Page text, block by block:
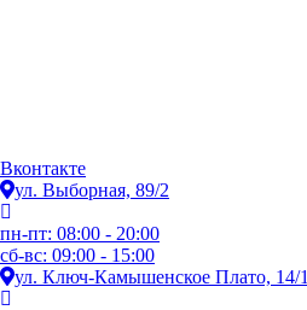
Вконтакте
ул. Выборная, 89/2
пн-пт: 08:00 - 20:00
сб-вс: 09:00 - 15:00
ул. Ключ-Камышенское Плато, 14/1